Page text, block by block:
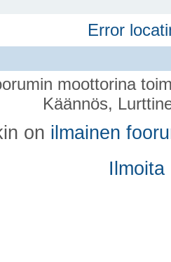
Error
moottorina
Käännös,
on ilmainen